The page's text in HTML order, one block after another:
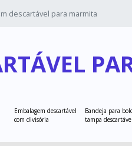
descartável para marmita
Embalagem descartável
com divisória
Bandeja para
tampa descartável